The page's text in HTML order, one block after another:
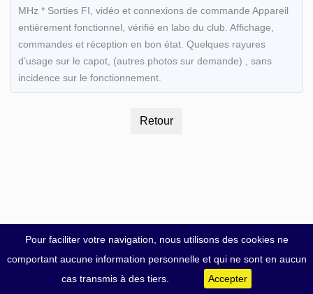
Pour faciliter votre navigation, nous utilisons des cookies ne
comportant aucune information personnelle et qui ne sont en aucun
cas transmis à des tiers.
Accepter
MHz * Sorties FI, vidéo et connexions de commande Appareil
entièrement fonctionnel, vérifié en labo du club. Affichage,
commandes et réception en bon état. Quelques rayures
d’usage sur le capot, (autres photos sur demande) , sans
incidence sur le fonctionnement.